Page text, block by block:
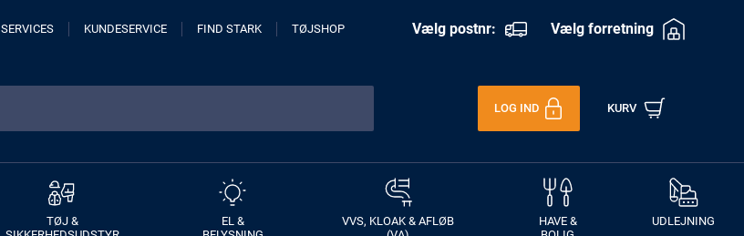
SERVICES KUNDESERVICE FIND STARK TØJSHOP Vælg postnr: Vælg forretning
LOG IND KURV
TØJ &
EL &
VVS, KLOAK & AFLØB
HAVE &
UDLEJNING